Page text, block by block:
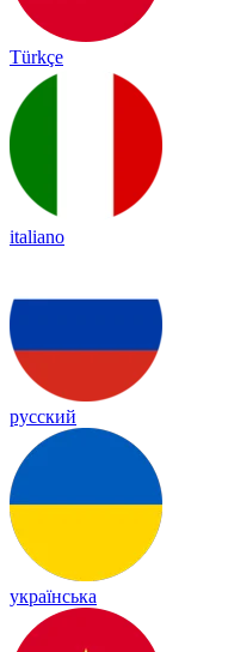
Türkçe
italiano
русский
українська